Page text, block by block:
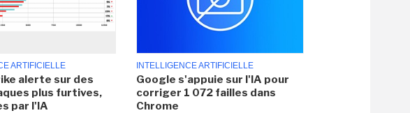
ARTIFICIELLE
alerte sur des
plus furtives,
par l'IA
INTELLIGENCE ARTIFICIELLE
Google s'appuie sur l'IA pour
corriger 1 072 failles dans
Chrome